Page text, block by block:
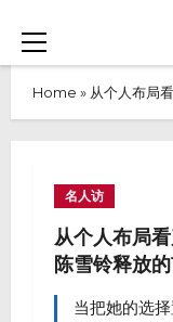
content
Primary
Home » 从个人布局
名人访
从个人布局
陈雪铃释放
当把她的选